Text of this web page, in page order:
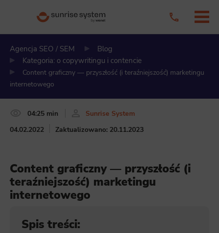
Agencja SEO / SEM
Blog
Kategoria: o copywritingu i contencie
Content graficzny — przyszłość (i teraźniejszość) marketingu
internetowego
04:25 min
Sunrise System
04.02.2022
Zaktualizowano: 20.11.2023
Content graficzny — przyszłość (i
teraźniejszość) marketingu
internetowego
Spis treści: